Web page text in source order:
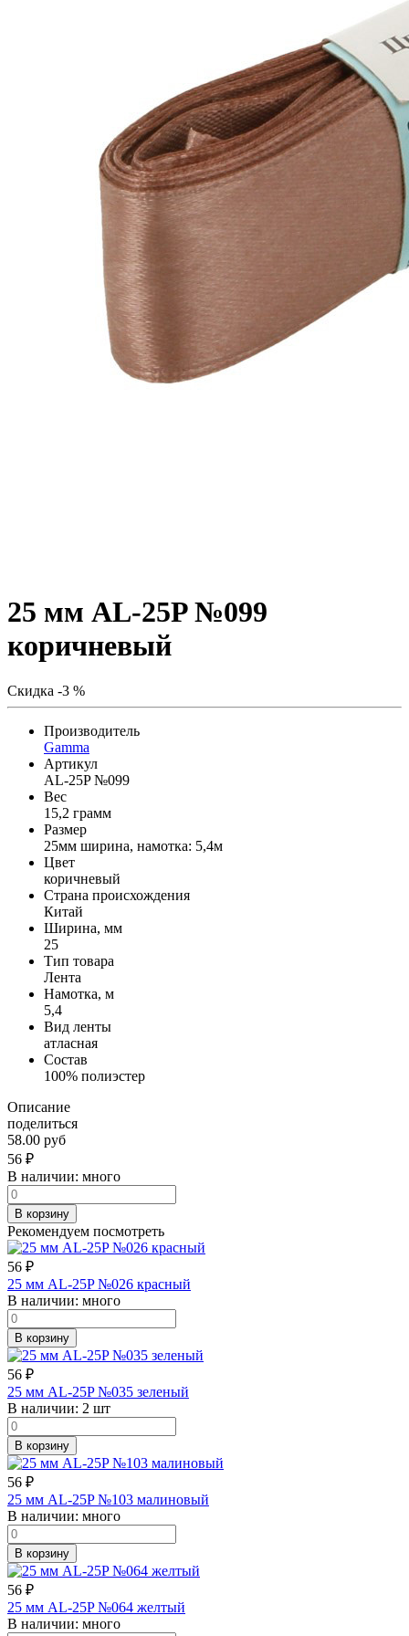
25 мм AL-25P №099
коричневый
Скидка -3 %
Производитель
Gamma
Артикул
AL-25P №099
Вес
15,2 грамм
Размер
25мм ширина, намотка: 5,4м
Цвет
коричневый
Страна происхождения
Китай
Ширина, мм
25
Тип товара
Лента
Намотка, м
5,4
Вид ленты
атласная
Состав
100% полиэстер
Описание
поделиться
58.00 руб
56 ₽
В наличии: много
В корзину
Рекомендуем посмотреть
56 ₽
25 мм AL-25P №026 красный
В наличии: много
В корзину
56 ₽
25 мм AL-25P №035 зеленый
В наличии: 2 шт
В корзину
56 ₽
25 мм AL-25P №103 малиновый
В наличии: много
В корзину
56 ₽
25 мм AL-25P №064 желтый
В наличии: много